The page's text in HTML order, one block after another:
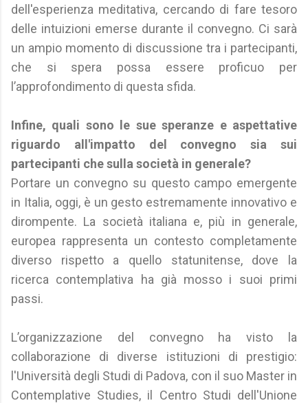
dell'esperienza meditativa, cercando di fare tesoro
delle intuizioni emerse durante il convegno. Ci sarà
un ampio momento di discussione tra i partecipanti,
che si spera possa essere proficuo per
l’approfondimento di questa sfida.
Infine, quali sono le sue speranze e aspettative
riguardo all'impatto del convegno sia sui
partecipanti che sulla società in generale?
Portare un convegno su questo campo emergente
in Italia, oggi, è un gesto estremamente innovativo e
dirompente. La società italiana e, più in generale,
europea rappresenta un contesto completamente
diverso rispetto a quello statunitense, dove la
ricerca contemplativa ha già mosso i suoi primi
passi.
L’organizzazione del convegno ha visto la
collaborazione di diverse istituzioni di prestigio:
l'Università degli Studi di Padova, con il suo Master in
Contemplative Studies, il Centro Studi dell'Unione